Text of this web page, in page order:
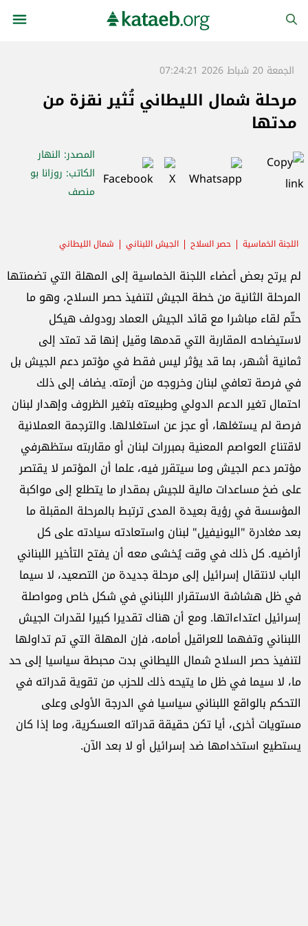
الجمعة 20 شباط 2026 07:24:21
مرحلة شمال الليطاني تُثير نقزة من
مدتها
المصدر: النهار
الكاتب: روزانا بو
منصف
اللجنة الخماسية حصر السلاح الجيش اللبناني شمال الليطاني
لم يرتح بعض أعضاء اللجنة الخماسية إلى المهلة التي تضمنتها
المرحلة الثانية من خطة الجيش لتنفيذ حصر السلاح، وهو ما
حتّم لقاء مباشرا مع قائد الجيش العماد رودولف هيكل
لاستيضاحه المقاربة التي قدمها وقيل إنها قد تمتد إلى
ثمانية أشهر، بما قد يؤثر ليس فقط في مؤتمر دعم الجيش بل
في فرصة تعافي لبنان وخروجه من أزمته. يضاف إلى ذلك
احتمال تغير الدعم الدولي وطبيعته بتغير الظروف وإهدار لبنان
فرصة لم يستغلها، أو عجز عن استغلالها. والترجمة العملانية
لاقتناع العواصم المعنية بمبررات لبنان أو مقاربته ستظهرفي
مؤتمر دعم الجيش وما سيتقرر فيه، علما أن المؤتمر لا يقتصر
على ضخ مساعدات مالية للجيش بمقدار ما يتطلع إلى مواكبة
المؤسسة في رؤية بعيدة المدى ترتبط بالمرحلة المقبلة ما
بعد مغادرة "اليونيفيل" لبنان واستعادته سيادته على كل
أراضيه. كل ذلك في وقت يُخشى معه أن يفتح التأخير اللبناني
الباب لانتقال إسرائيل إلى مرحلة جديدة من التصعيد، لا سيما
في ظل هشاشة الاستقرار اللبناني في شكل خاص ومواصلة
إسرائيل اعتداءاتها. ومع أن هناك تقديرا كبيرا لقدرات الجيش
اللبناني وتفهما للعراقيل أمامه، فإن المهلة التي تم تداولها
لتنفيذ حصر السلاح شمال الليطاني بدت محبطة سياسيا إلى حد
ما، لا سيما في ظل ما يتيحه ذلك للحزب من تقوية قدراته في
التحكم بالواقع اللبناني سياسيا في الدرجة الأولى وعلى
مستويات أخرى، أيا تكن حقيقة قدراته العسكرية، وما إذا كان
يستطيع استخدامها ضد إسرائيل أو لا بعد الآن.